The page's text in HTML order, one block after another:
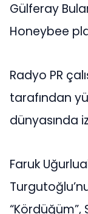
Gülferay
Honeybee
Radyo PR
tarafından
dünyasında
Faruk